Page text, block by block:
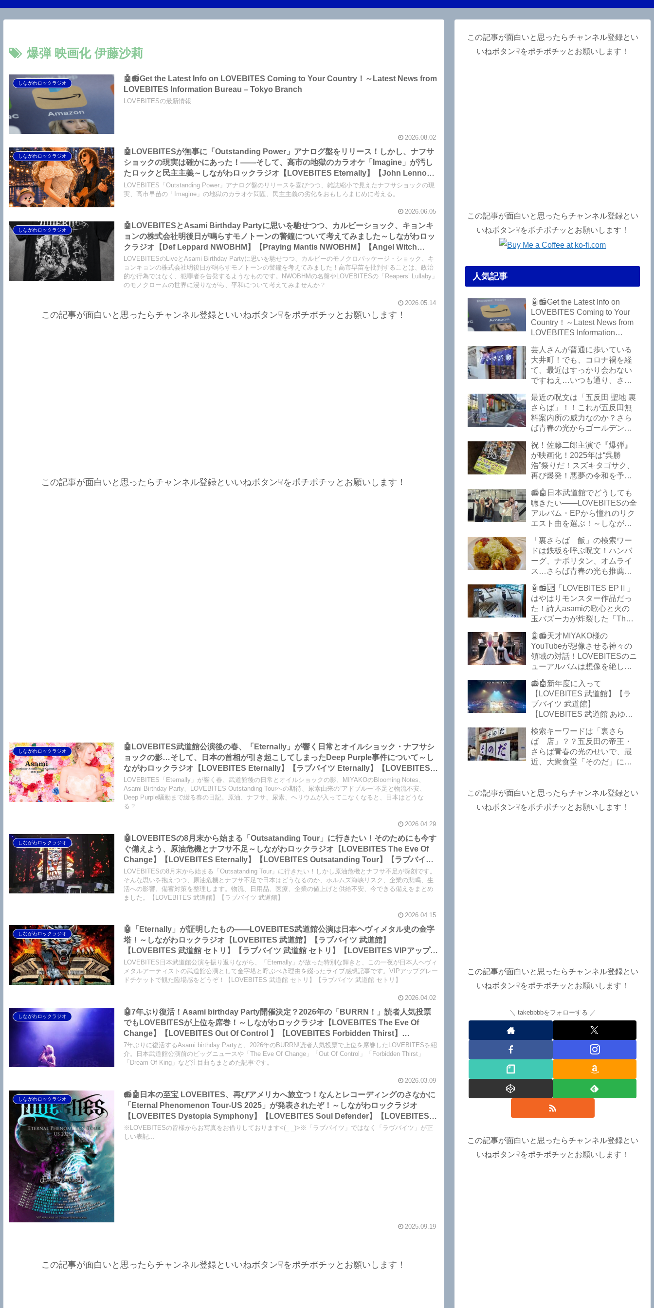
爆弾 映画化 伊藤沙莉
しながわロックラジオ
🤖📻Get the Latest Info on LOVEBITES Coming to Your Country！～Latest News from
LOVEBITES Information Bureau – Tokyo Branch
LOVEBITESの最新情報
2026.08.02
しながわロックラジオ
🤖LOVEBITESが無事に「Outstanding Power」アナログ盤をリリース！しかし、ナフサ
ショックの現実は確かにあった！――そして、高市の地獄のカラオケ「Imagine」が汚し
たロックと民主主義～しながわロックラジオ【LOVEBITES Eternally】【John Lennon
Imagine】【ジョン・レノン イマジン】【LOVEBITES Asami Birthday Party リクエス
ト】【オリジナル・ラブ 接吻-kiss-】【オリジナル・ラブ 朝日のあたる道】
LOVEBITES「Outstanding Power」アナログ盤のリリースを喜びつつ、雑誌縮小で見えたナフサショックの現
実、高市早苗の「Imagine」の地獄のカラオケ問題、民主主義の劣化をおもしろまじめに考える。
2026.06.05
しながわロックラジオ
🤖LOVEBITESとAsami Birthday Partyに思いを馳せつつ、カルビーショック、キョンキ
ョンの株式会社明後日が鳴らすモノトーンの警鐘について考えてみました～しながわロッ
クラジオ【Def Leppard NWOBHM】【Praying Mantis NWOBHM】【Angel Witch
NWOBHM】【Limelight NWOBHM】【Witchfinder General NWOBHM】【Crucifixion
NWOBHM】【Tank NWOBHM】【LOVEBITES Reaper’s Lullaby】【LOVEBITES
Epilogue】【LOVEBITES Asami Birthday Party】
LOVEBITESのLiveとAsami Birthday Partyに思いを馳せつつ、カルビーのモノクロパッケージ・ショック、キ
ョンキョンの株式会社明後日が鳴らすモノトーンの警鐘を考えてみました！高市早苗を批判することは、政治
的な行為ではなく、犯罪者を告発するようなものです。NWOBHMの名盤やLOVEBITESの「Reapers’ Lullaby」
のモノクロームの世界に浸りながら、平和について考えてみませんか？
2026.05.14
この記事が面白いと思ったらチャンネル登録といいねボタン☟をポチポチッとお願いします！
この記事が面白いと思ったらチャンネル登録といいねボタン☟をポチポチッとお願いします！
しながわロックラジオ
🤖LOVEBITES武道館公演後の春、「Eternally」が響く日常とオイルショック・ナフサシ
ョックの影…そして、日本の首相が引き起こしてしまったDeep Purple事件について～し
ながわロックラジオ【LOVEBITES Eternally】【ラブバイツ Eternally】【LOVEBITES
Asami Birthday Party】【ラブバイツ Asami Birthday Party】
LOVEBITES「Eternally」が響く春、武道館後の日常とオイルショックの影、MIYAKOのBlooming Notes、
Asami Birthday Party、LOVEBITES Outstanding Tourへの期待、尿素由来の“アドブルー”不足と物流不安、
Deep Purple騒動まで綴る春の日記。原油、ナフサ、尿素、ヘリウムが入ってこなくなると、日本はどうな
る？……
2026.04.29
しながわロックラジオ
🤖LOVEBITESの8月末から始まる「Outsatanding Tour」に行きたい！そのためにも今す
ぐ備えよう、原油危機とナフサ不足～しながわロックラジオ【LOVEBITES The Eve Of
Change】【LOVEBITES Eternally】【LOVEBITES Outsatanding Tour】【ラブバイツ
Outsatanding Tour】
LOVEBITESの8月末から始まる「Outsatanding Tour」に行きたい！しかし原油危機とナフサ不足が深刻です。
そんな思いを抱えつつ、原油危機とナフサ不足で日本はどうなるのか、ホルムズ海峡リスク、企業の悲鳴、生
活への影響、備蓄対策を整理します。物流、日用品、医療、企業の値上げと供給不安、今できる備えをまとめ
ました。【LOVEBITES 武道館】【ラブバイツ 武道館】
2026.04.15
しながわロックラジオ
🤖「Eternally」が証明したもの――LOVEBITES武道館公演は日本ヘヴィメタル史の金字
塔！～しながわロックラジオ【LOVEBITES 武道館】【ラブバイツ 武道館】
【LOVEBITES 武道館 セトリ】【ラブバイツ 武道館 セトリ】【LOVEBITES VIPアップグ
レードチケット】【LOVEBITES Eternally】【LOVEBITES Under The Red Sky】
【LOVEBITES Soldier Stands Solitarily 】【LOVEBITES Addicted】【LOVEBITES
Someone’s Dream】【LOVEBITES Swan Song】【LOVEBITES Asami】…
LOVEBITES日本武道館公演を振り返りながら、「Eternally」が放った特別な輝きと、この一夜が日本人ヘヴィ
メタルアーティストの武道館公演として金字塔と呼ぶべき理由を綴ったライブ感想記事です。VIPアップグレー
ドチケットで観た臨場感をどうぞ！【LOVEBITES 武道館 セトリ】【ラブバイツ 武道館 セトリ】
2026.04.02
しながわロックラジオ
🤖7年ぶり復活！Asami birthday Party開催決定？2026年の「BURRN！」読者人気投票
でもLOVEBITESが上位を席巻！～しながわロックラジオ【LOVEBITES The Eve Of
Change】【LOVEBITES Out Of Control 】【LOVEBITES Forbidden Thirst】
【LOVEBITES Dream Of King】
7年ぶりに復活するAsami birthday Partyと、2026年のBURRN!読者人気投票で上位を席巻したLOVEBITESを紹
介。日本武道館公演前のビッグニュースや「The Eve Of Change」「Out Of Control」「Forbidden Thirst」
「Dream Of King」など注目曲もまとめた記事です。
2026.03.09
しながわロックラジオ
📻🤖日本の至宝 LOVEBITES、再びアメリカへ旅立つ！なんとレコーディングのさなかに
「Eternal Phenomenon Tour-US 2025」が発表されたぞ！～しながわロックラジオ
【LOVEBITES Dystopia Symphony】【LOVEBITES Soul Defender】【LOVEBITES
The Bell In The Jail】【LOVEBITES Break The Wall】※大幅な加筆・表などの修正アリ
※LOVEBITESの皆様からお写真をお借りしております<(_ _)>※「ラブバイツ」ではなく「ラヴバイツ」が正
しい表記...
2025.09.19
この記事が面白いと思ったらチャンネル登録といいねボタン☟をポチポチッとお願いします！
この記事が面白いと思ったらチャンネル登録とい
いねボタン☟をポチポチッとお願いします！
この記事が面白いと思ったらチャンネル登録とい
いねボタン☟をポチポチッとお願いします！
人気記事
🤖📻Get the Latest Info on
LOVEBITES Coming to Your
Country！～Latest News from
LOVEBITES Information
芸人さんが普通に歩いている
大井町！でも、コロナ禍を経
て、最近はすっかり会わない
ですねえ…いつも通り、さぼ
から飲んできました。私以外
にもLOVEBITESファンが数名
いるようですよ笑
最近の呪文は「五反田 聖地 裏
さらば」！！これが五反田無
料案内所の威力なのか？さら
ば青春の光からゴールデンウ
いた！激安の肉の刺し盛りが
美味い！酒もぶっちぎりで安
い！本格焼鳥 五反田「富士
屋」がオープンから３カ月で
ごった返しているぞ！【さら
ば青春の光 五反田 グルメ】
祝！佐藤二郎主演で『爆弾』
が映画化！2025年は“呉勝
浩”祭りだ！スズキタゴサク、
再び爆発！悪夢の令和を予言
２』が不気味な存在感で他を
圧倒した！異形の家族小説
『Q』も文句なしだぞ！～
2025年版「このミステリーが
すごい！」
📻🤖日本武道館でどうしても
聴きたい――LOVEBITESの全
アルバム・EPから憧れのリク
エスト曲を選ぶ！～しながわ
武道館】【ラブバイツ 武道
館】【LOVEBITES 武道館 セ
トリ】【LOVEBITES リクエ
スト曲】【LOVEBITES
Inspire】【LOVEBITES Under
The Red Sky】【LOVEBITES
Epilogue】【LOVEBITES
Today Is The Day】
【LOVEBITES Dystopia
Symphony】【LOVEBITES
My Orion】【LOVEBITES
Lost In The Garden】
【LOVEBITES The Bell In
Of Control】【LOVEBITES
The Eve Of Change】
「裏さらば 飯」の検索ワー
ドは鉄板を呼ぶ呪文！ハンバ
ーグ、ナポリタン、オムライ
ス…さらば青春の光も推薦！
定のお子様ランチを食ってき
たよ！【さらば青春の光 五反
田 グルメ】
🤖📻🆙「LOVEBITES EPⅡ」
はやはりモンスター作品だっ
た！詩人asamiの歌心と火の
玉バズーカが炸裂した「The
のだぞ！～しながわロックラ
ジオ【追記あり】
🤖📻天才MIYAKO様の
YouTubeが想像させる神々の
領域の対話！LOVEBITESのニ
ューアルバムは想像を絶して
玉てやんでい、D-A-Dの新
曲、ブルース・ディッキンソ
ン情報などです～しながわロ
ックラジオ【追記複数あり】
📻🤖新年度に入って
【LOVEBITES 武道館】【ラ
ブバイツ 武道館】
【LOVEBITES 武道館 あゆ
リ】【ラブバイツ ライブ
2025 セトリ】【LOVEBITES
海外の反応】あたりがトレン
ドキーワードのようです。
姿がたくさん見られました
よ！～しながわロックラジオ
検索キーワードは「裏さら
ば 店」？？五反田の帝王・
さらば青春の光のせいで、最
近、大衆食堂「そのだ」に入
グルメ】
この記事が面白いと思ったらチャンネル登録とい
いねボタン☟をポチポチッとお願いします！
この記事が面白いと思ったらチャンネル登録とい
いねボタン☟をポチポチッとお願いします！
takebbbbをフォローする
この記事が面白いと思ったらチャンネル登録とい
いねボタン☟をポチポチッとお願いします！